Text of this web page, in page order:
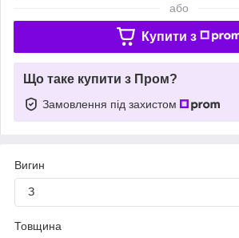
або
Купити з
Що таке купити з Пром?
Замовлення під захистом
Вигин
З
Товщина